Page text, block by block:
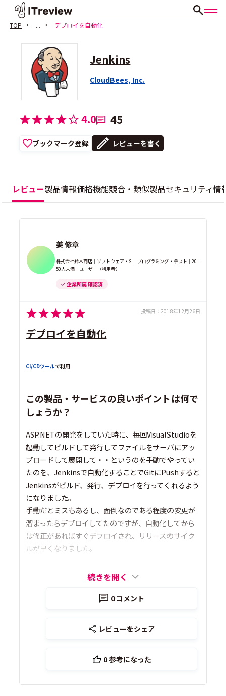
TOP ... デプロイを自動化
Jenkins
CloudBees, Inc.
4.0 45
ブックマーク登録 レビューを書く
レビュー製品情報価格機能競合・類似製品セキュリティ情
姜 修章
株式会社鈴木商店｜ソフトウェア・SI｜プログラミング・テスト｜20-
50人未満｜ユーザー（利用者）
企業所属 確認済
投稿日： 2018年12月26日
デプロイを自動化
CI/CDツールで利用
この製品・サービスの良いポイントは何で
しょうか？
ASP.NETの開発をしていた時に、毎回VisualStudioを
起動してビルドして発行してファイルをサーバにアッ
プロードして展開して・・というのを手動でやってい
たのを、Jenkinsで自動化することでGitにPushすると
Jenkinsがビルド、発行、デプロイを行ってくれるよう
になりました。
手動だとミスもあるし、面倒なのである程度の変更が
溜まったらデプロイしてたのですが、自動化してから
は修正があればすぐデプロイされ、リリースのサイク
ルが早くなりました。
続きを開く
0コメント
レビューをシェア
0参考になった